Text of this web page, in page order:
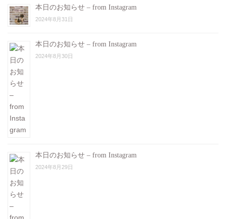
本日のお知らせ – from Instagram
2024年8月31日
本日のお知らせ – from Instagram
2024年8月30日
本日のお知らせ – from Instagram
2024年8月29日